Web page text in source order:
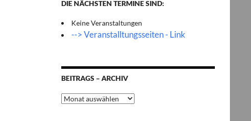
DIE NÄCHSTEN TERMINE SIND:
Keine Veranstaltungen
--> Veranstalltungsseiten - Link
BEITRAGS – ARCHIV
Beitrags
–